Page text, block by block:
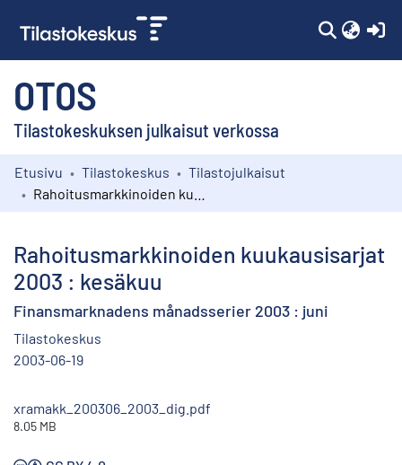
OTOS
Tilastokeskuksen julkaisut verkossa
Kokoelmat
Etusivu Tilastokeskus
Tilastojulkaisut
Rahoitusmarkkinoiden kuukausisarjat
2003 : kesäkuu
Finansmarknadens månadsserier 2003 : juni
Tilastokeskus
2003-06-19
xramakk_200306_2003_dig.pdf
8.05 MB